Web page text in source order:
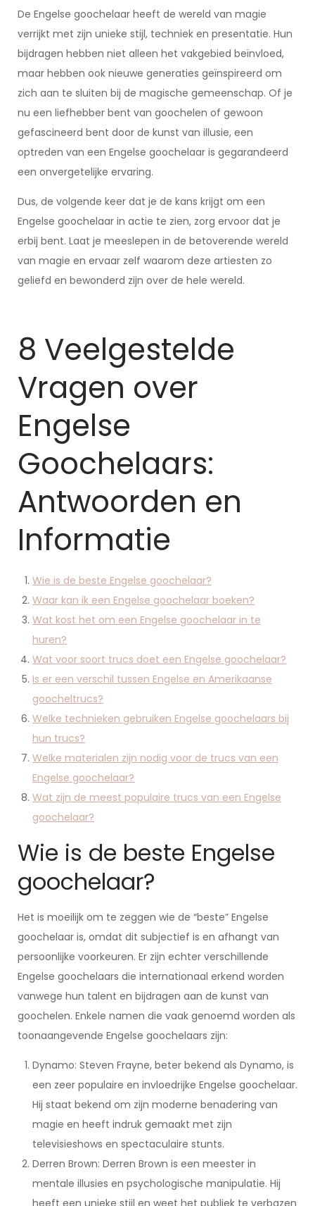
De Engelse goochelaar heeft de wereld van magie
verrijkt met zijn unieke stijl, techniek en presentatie. Hun
bijdragen hebben niet alleen het vakgebied beïnvloed,
maar hebben ook nieuwe generaties geïnspireerd om
zich aan te sluiten bij de magische gemeenschap. Of je
nu een liefhebber bent van goochelen of gewoon
gefascineerd bent door de kunst van illusie, een
optreden van een Engelse goochelaar is gegarandeerd
een onvergetelijke ervaring.
Dus, de volgende keer dat je de kans krijgt om een
Engelse goochelaar in actie te zien, zorg ervoor dat je
erbij bent. Laat je meeslepen in de betoverende wereld
van magie en ervaar zelf waarom deze artiesten zo
geliefd en bewonderd zijn over de hele wereld.
8 Veelgestelde
Vragen over
Engelse
Goochelaars:
Antwoorden en
Informatie
Wie is de beste Engelse goochelaar?
Waar kan ik een Engelse goochelaar boeken?
Wat kost het om een Engelse goochelaar in te
huren?
Wat voor soort trucs doet een Engelse goochelaar?
Is er een verschil tussen Engelse en Amerikaanse
goocheltrucs?
Welke technieken gebruiken Engelse goochelaars bij
hun trucs?
Welke materialen zijn nodig voor de trucs van een
Engelse goochelaar?
Wat zijn de meest populaire trucs van een Engelse
goochelaar?
Wie is de beste Engelse
goochelaar?
Het is moeilijk om te zeggen wie de “beste” Engelse
goochelaar is, omdat dit subjectief is en afhangt van
persoonlijke voorkeuren. Er zijn echter verschillende
Engelse goochelaars die internationaal erkend worden
vanwege hun talent en bijdragen aan de kunst van
goochelen. Enkele namen die vaak genoemd worden als
toonaangevende Engelse goochelaars zijn:
Dynamo: Steven Frayne, beter bekend als Dynamo, is
een zeer populaire en invloedrijke Engelse goochelaar.
Hij staat bekend om zijn moderne benadering van
magie en heeft indruk gemaakt met zijn
televisieshows en spectaculaire stunts.
Derren Brown: Derren Brown is een meester in
mentale illusies en psychologische manipulatie. Hij
heeft een unieke stijl en weet het publiek te verbazen